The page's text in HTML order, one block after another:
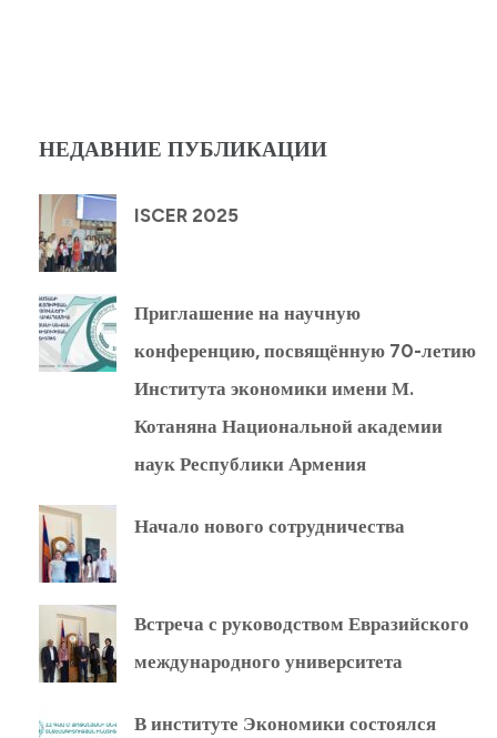
НЕДАВНИЕ ПУБЛИКАЦИИ
ISCER 2025
Приглашение на научную
конференцию, посвящённую 70-летию
Института экономики имени М.
Котаняна Национальной академии
наук Республики Армения
Начало нового сотрудничества
Встреча с руководством Евразийского
международного университета
В институте Экономики состоялся